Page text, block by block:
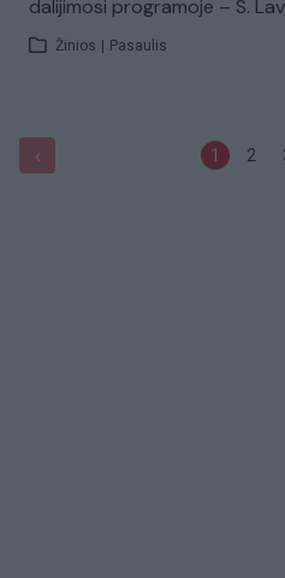
dalijimosi programoje – S.
Žinios Pasaulis
‹ 1 2